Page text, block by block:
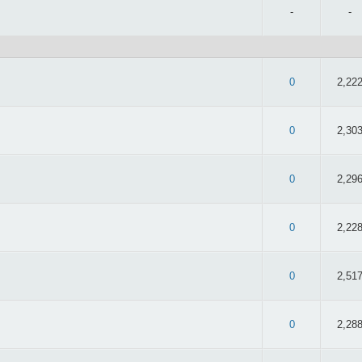
- -
0 2,222
0 2,303
0 2,296
0 2,228
0 2,517
0 2,288